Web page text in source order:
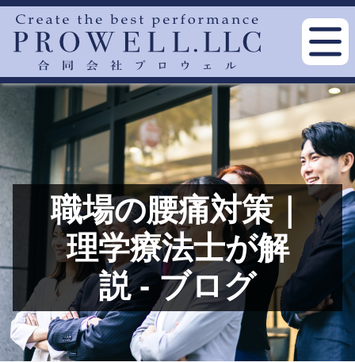
職場の腰痛対策｜
理学療法士が解
説 - ブログ